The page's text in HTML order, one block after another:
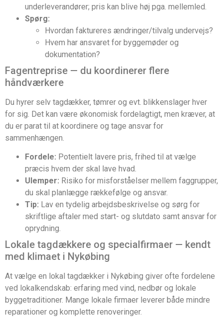
underleverandører; pris kan blive høj pga. mellemled.
Spørg:
Hvordan faktureres ændringer/tilvalg undervejs?
Hvem har ansvaret for byggemøder og
dokumentation?
Fagentreprise — du koordinerer flere
håndværkere
Du hyrer selv tagdækker, tømrer og evt. blikkenslager hver
for sig. Det kan være økonomisk fordelagtigt, men kræver, at
du er parat til at koordinere og tage ansvar for
sammenhængen.
Fordele: Potentielt lavere pris, frihed til at vælge
præcis hvem der skal lave hvad.
Ulemper: Risiko for misforståelser mellem faggrupper,
du skal planlægge rækkefølge og ansvar.
Tip: Lav en tydelig arbejdsbeskrivelse og sørg for
skriftlige aftaler med start- og slutdato samt ansvar for
oprydning.
Lokale tagdækkere og specialfirmaer — kendt
med klimaet i Nykøbing
At vælge en lokal tagdækker i Nykøbing giver ofte fordelene
ved lokalkendskab: erfaring med vind, nedbør og lokale
byggetraditioner. Mange lokale firmaer leverer både mindre
reparationer og komplette renoveringer.